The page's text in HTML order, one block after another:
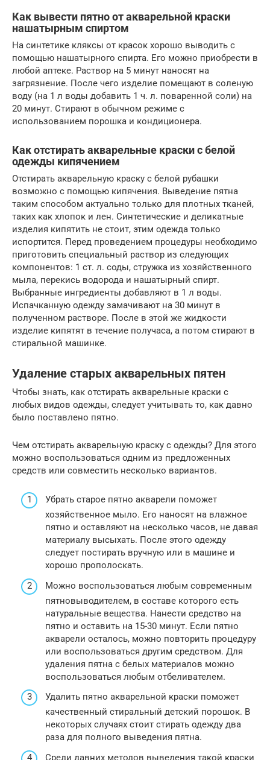
Как вывести пятно от акварельной краски
нашатырным спиртом
На синтетике кляксы от красок хорошо выводить с
помощью нашатырного спирта. Его можно приобрести в
любой аптеке. Раствор на 5 минут наносят на
загрязнение. После чего изделие помещают в соленую
воду (на 1 л воды добавить 1 ч. л. поваренной соли) на
20 минут. Стирают в обычном режиме с
использованием порошка и кондиционера.
Как отстирать акварельные краски с белой
одежды кипячением
Отстирать акварельную краску с белой рубашки
возможно с помощью кипячения. Выведение пятна
таким способом актуально только для плотных тканей,
таких как хлопок и лен. Синтетические и деликатные
изделия кипятить не стоит, этим одежда только
испортится. Перед проведением процедуры необходимо
приготовить специальный раствор из следующих
компонентов: 1 ст. л. соды, стружка из хозяйственного
мыла, перекись водорода и нашатырный спирт.
Выбранные ингредиенты добавляют в 1 л воды.
Испачканную одежду замачивают на 30 минут в
полученном растворе. После в этой же жидкости
изделие кипятят в течение получаса, а потом стирают в
стиральной машинке.
Удаление старых акварельных пятен
Чтобы знать, как отстирать акварельные краски с
любых видов одежды, следует учитывать то, как давно
было поставлено пятно.
Чем отстирать акварельную краску с одежды? Для этого
можно воспользоваться одним из предложенных
средств или совместить несколько вариантов.
Убрать старое пятно акварели поможет
хозяйственное мыло. Его наносят на влажное
пятно и оставляют на несколько часов, не давая
материалу высыхать. После этого одежду
следует постирать вручную или в машине и
хорошо прополоскать.
Можно воспользоваться любым современным
пятновыводителем, в составе которого есть
натуральные вещества. Нанести средство на
пятно и оставить на 15-30 минут. Если пятно
акварели осталось, можно повторить процедуру
или воспользоваться другим средством. Для
удаления пятна с белых материалов можно
воспользоваться любым отбеливателем.
Удалить пятно акварельной краски поможет
качественный стиральный детский порошок. В
некоторых случаях стоит стирать одежду два
раза для полного выведения пятна.
Среди давних методов выведения такой краски